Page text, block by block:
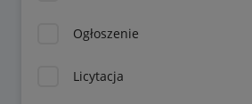
Ogłoszenie
Licytacja